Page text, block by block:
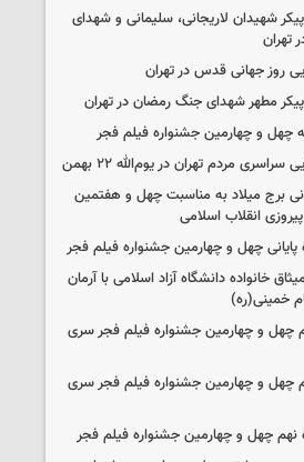
شهیدان لاریجانی، سلیمانی و شهدای
تهران
روز جهانی قدس در تهران
مطهر شهدای جنگ رمضان در تهران
چهل و چهارمین جشنواره فیلم فجر
سراسری مردم تهران در یوم‌الله ۲۲ بهمن
برج میلاد به مناسبت چهل‌ و هفتمین
انقلاب اسلامی
پایانی چهل و چهارمین جشنواره فیلم فجر
خانواده دانشگاه آزاد اسلامی با آرمان
خمینی(ره)
چهل و چهارمین جشنواره فیلم فجر سری
چهل و چهارمین جشنواره فیلم فجر سری
نهم چهل و چهارمین جشنواره فیلم فجر